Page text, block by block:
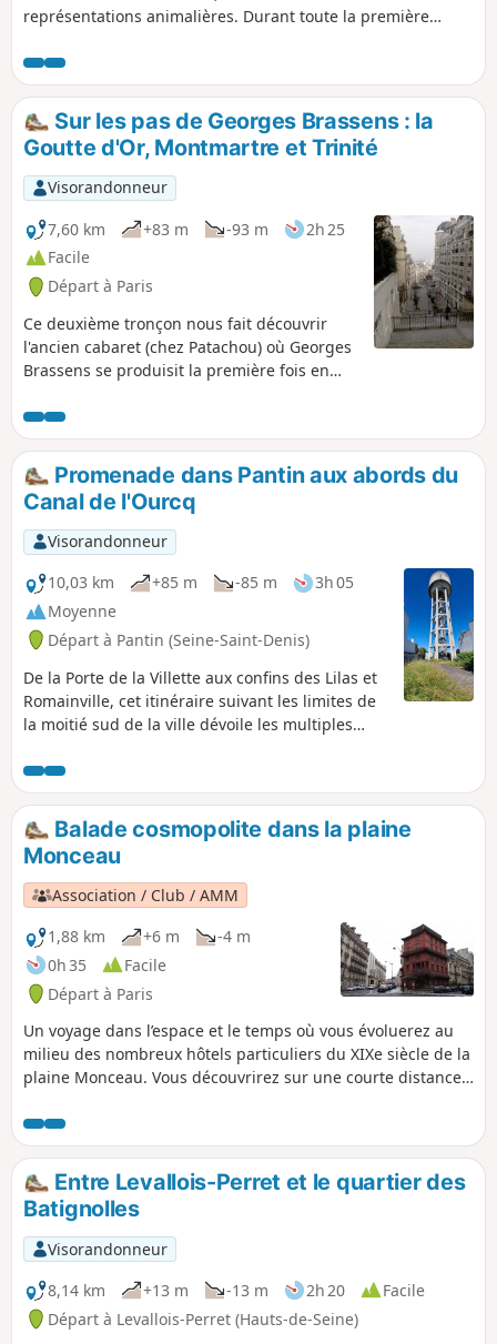
représentations animalières. Durant toute la première
dans des fresques murales. La seconde moitié offre plus de
diversité dans le domaine animalier.
Sur les pas de Georges Brassens : la
Goutte d'Or, Montmartre et Trinité
Visorandonneur
7,60 km
+83 m -93 m
2h 25
Facile
Départ à Paris
Ce deuxième tronçon nous fait découvrir
l'ancien cabaret (chez Patachou) où Georges
Brassens se produisit la première fois en
déclivités, ses sentes et ses rues-escaliers,
est particulièrement agréable (à faire de
préférence en "basse saison touristique").
Promenade dans Pantin aux abords du
Canal de l'Ourcq
Visorandonneur
10,03 km
+85 m -85 m
3h 05
Moyenne
Départ à Pantin (Seine-Saint-Denis)
De la Porte de la Villette aux confins des Lilas et
Romainville, cet itinéraire suivant les limites de
la moitié sud de la ville dévoile les multiples
Quatre-Chemins jusqu'au renouveau du Canal
de l'Ourcq, en passant par les pavillons au pied
de la tour TDF, et les zones d'activité artisanale
et industrielle.
Balade cosmopolite dans la plaine
Monceau
Association / Club / AMM
1,88 km
+6 m
-4 m
0h 35
Facile
Départ à Paris
Un voyage dans l’espace et le temps où vous évoluerez au
milieu des nombreux hôtels particuliers du XIXe siècle de la
plaine Monceau. Vous découvrirez sur une courte distance :
un parc de la fin du XVIIIe siècle avec pyramide, pont à
l’italienne, copies d’antiquités romaines.
Entre Levallois-Perret et le quartier des
Batignolles
Visorandonneur
8,14 km
+13 m -13 m 2h 20
Facile
Départ à Levallois-Perret (Hauts-de-Seine)